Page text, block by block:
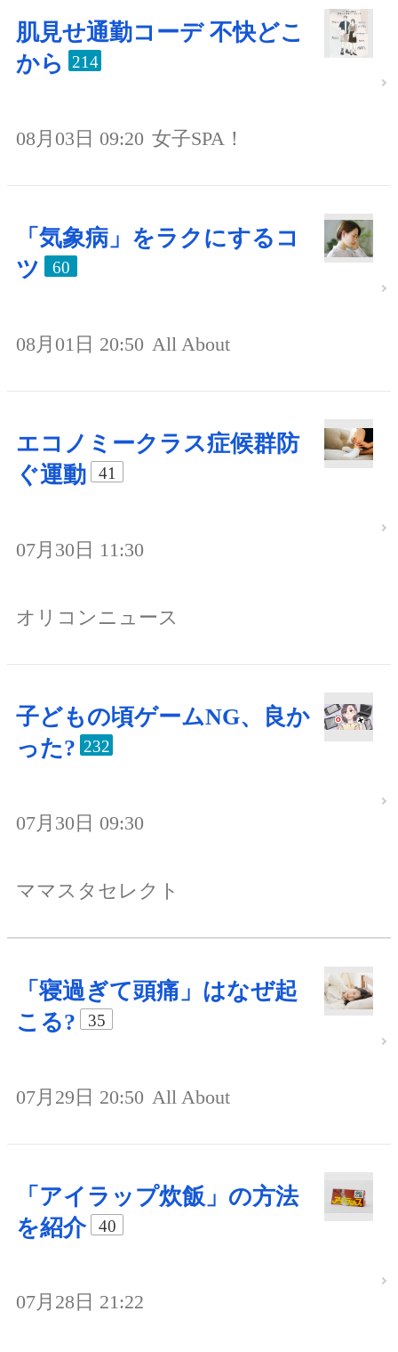
肌見せ通勤コーデ 不快どこ
から
214
08月03日 09:20 女子SPA！
「気象病」をラクにするコ
ツ
60
08月01日 20:50 All About
エコノミークラス症候群防
ぐ運動
41
07月30日 11:30
オリコンニュース
子どもの頃ゲームNG、良か
った? 232
07月30日 09:30
ママスタセレクト
「寝過ぎて頭痛」はなぜ起
こる?
35
07月29日 20:50 All About
「アイラップ炊飯」の方法
を紹介
40
07月28日 21:22